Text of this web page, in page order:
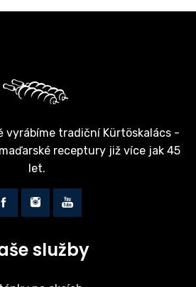
vyrábíme tradiční Kürtöskalács -
receptury již více jak 45
let.
služby